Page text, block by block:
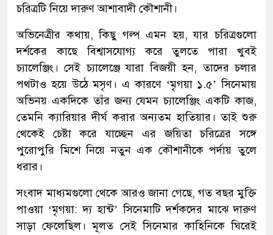
চরিত্রটি নিয়ে দারুণ আশাবাদী কৌশানী।
অভিনেত্রীর কথায়, কিছু গল্প এমন হয়, যার চরিত্রগুলো
দর্শকের কাছে বিশ্বাসযোগ্য করে তুলতে পারা খুবই
চ্যালেঞ্জিং। সেই চ্যালেঞ্জে যারা বিজয়ী হন, তাদের চলার
পথটাও হয়ে উঠে মসৃণ। এ কারণে ‘মৃগয়া ১.৫’ সিনেমায়
অভিনয় একদিকে তাঁর জন্য যেমন চ্যালেঞ্জিং একটি কাজ,
তেমনি ক্যারিয়ার দীর্ঘ করার অন্যতম হাতিয়ার। তাই শুরু
থেকেই চেষ্টা করে যাচ্ছেন এর জয়িতা চরিত্রের সঙ্গে
পুরোপুরি মিশে নিয়ে নতুন এক কৌশানীকে পর্দায় তুলে
ধরার।
সংবাদ মাধ্যমগুলো থেকে আরও জানা গেছে, গত বছর মুক্তি
পাওয়া ‘মৃগয়া: দ্য হান্ট’ সিনেমাটি দর্শকদের মাঝে দারুণ
সাড়া ফেলেছিল। মূলত সেই সিনেমার কাহিনিকে ঘিরেই